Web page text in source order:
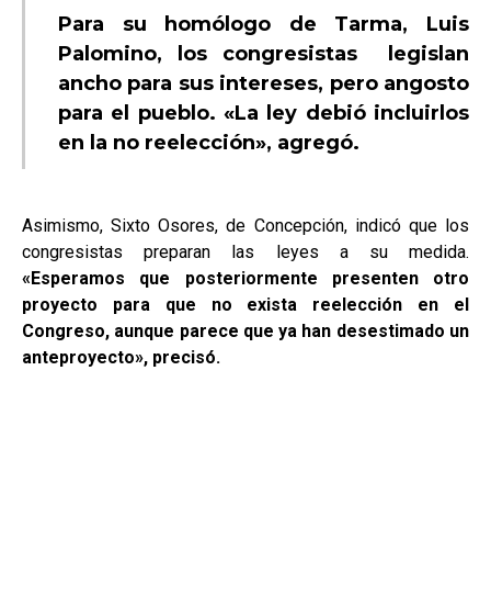
Para su homólogo de Tarma, Luis
Palomino, los congresistas legislan
ancho para sus intereses, pero angosto
para el pueblo. «La ley debió incluirlos
en la no reelección», agregó.
Asimismo, Sixto Osores, de Concepción, indicó que los
congresistas preparan las leyes a su medida.
«Esperamos que posteriormente presenten otro
proyecto para que no exista reelección en el
Congreso, aunque parece que ya han desestimado un
anteproyecto», precisó.